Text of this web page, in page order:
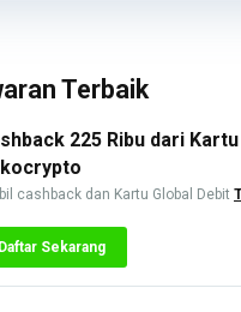
Terbaik
225 Ribu dari
cashback dan Kartu Global Debit
Daftar Sekarang